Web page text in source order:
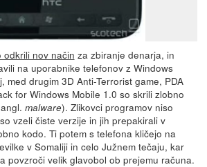
odkrili nov način za zbiranje denarja, in
na uporabnike telefonov z Windows
med drugim 3D Anti-Terrorist game, PDA
for Windows Mobile 1.0 so skrili zlobno
malware). Zlikovci programov niso
vzeli čiste verzije in jih prepakirali v
kodo. Ti potem s telefona kličejo na
v Somaliji in celo Južnem tečaju, kar
povzroči velik glavobol ob prejemu računa.